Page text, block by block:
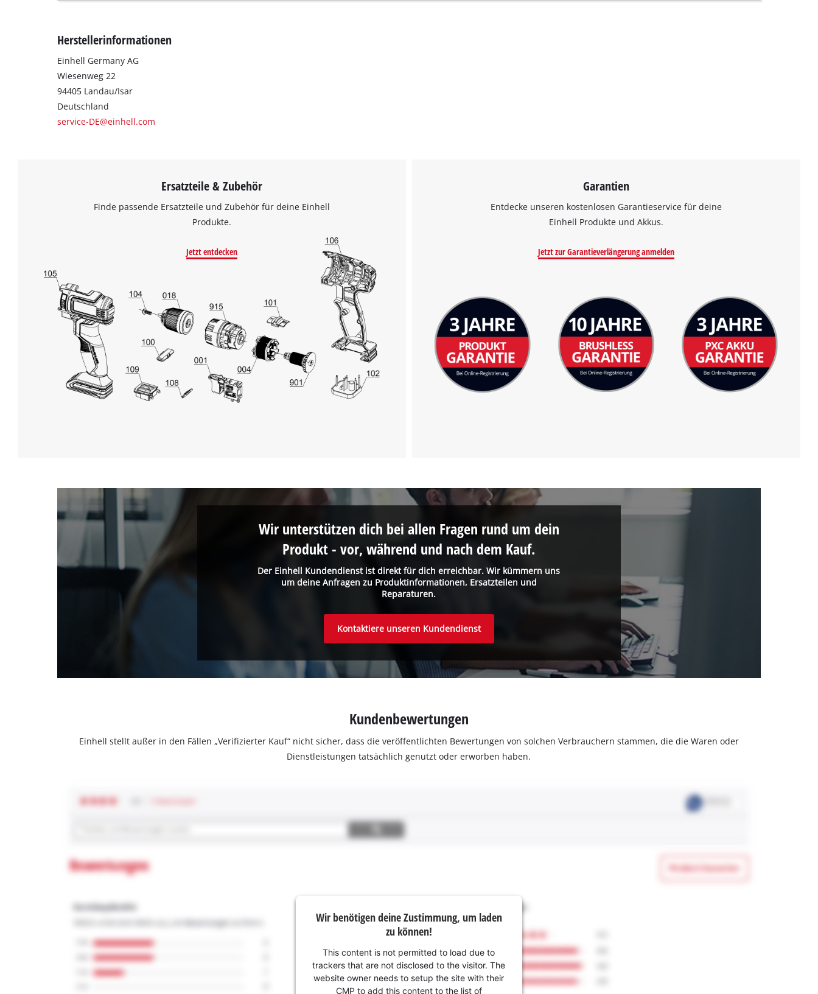
Herstellerinformationen
Einhell Germany AG
Wiesenweg 22
94405 Landau/Isar
Deutschland
service-DE@einhell.com
Ersatzteile & Zubehör
Finde passende Ersatzteile und Zubehör für deine Einhell
Produkte.
Jetzt entdecken
Garantien
Entdecke unseren kostenlosen Garantieservice für deine
Einhell Produkte und Akkus.
Jetzt zur Garantieverlängerung anmelden
Der Einhell Kundendienst ist direkt für dich erreichbar. Wir kümmern uns
um deine Anfragen zu Produktinformationen, Ersatzteilen und
Reparaturen.
Wir unterstützen dich bei allen Fragen rund um dein
Produkt - vor, während und nach dem Kauf.
Kontaktiere unseren Kundendienst
Kundenbewertungen
Einhell stellt außer in den Fällen „Verifizierter Kauf“ nicht sicher, dass die veröffentlichten Bewertungen von solchen Verbrauchern stammen, die die Waren oder
Dienstleistungen tatsächlich genutzt oder erworben haben.
Wir benötigen deine Zustimmung, um laden
zu können!
This content is not permitted to load due to
trackers that are not disclosed to the visitor. The
website owner needs to setup the site with their
CMP to add this content to the list of